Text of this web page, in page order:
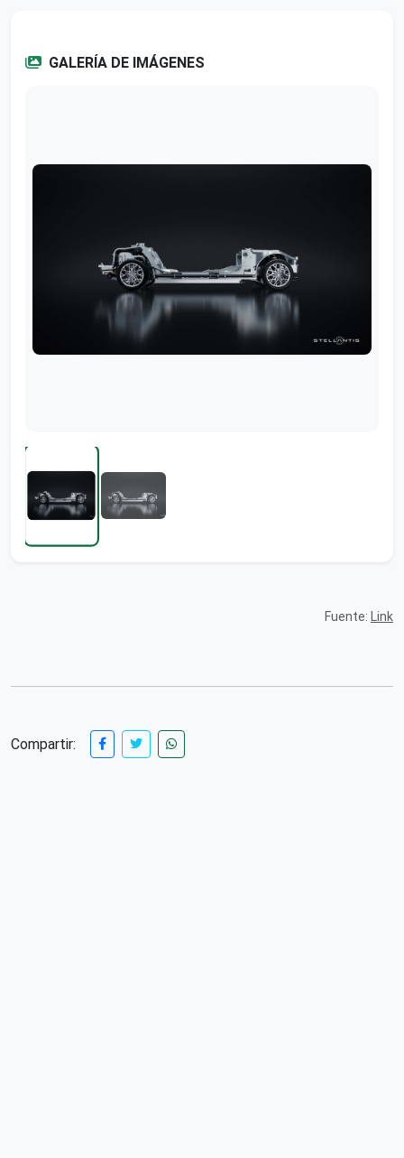
GALERÍA DE IMÁGENES
Fuente: Link
Compartir: